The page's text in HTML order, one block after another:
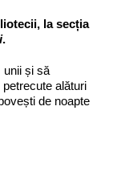
la secția
.
și să
alături
de noapte